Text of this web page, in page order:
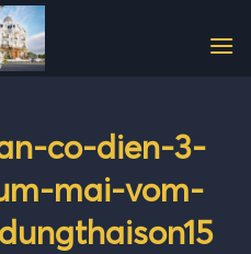
co-dien-3-
mai-vom-